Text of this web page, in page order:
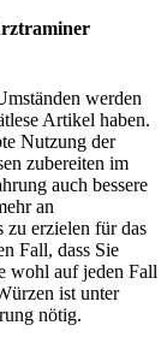
werden
Artikel haben.
Nutzung der
zubereiten im
auch bessere
an
zu erzielen für das
Fall, dass Sie
wohl auf jeden Fall
ist unter
nötig.